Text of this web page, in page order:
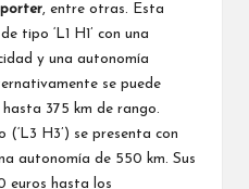
, entre otras. Esta
tipo ‘L1 H1’ con una
y una autonomía
se puede
375 km de rango.
H3’) se presenta con
autonomía de 550 km. Sus
euros hasta los